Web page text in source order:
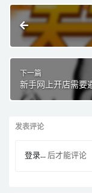
下一篇
新手网上开店需要
发表评论
登录... 后才能评论